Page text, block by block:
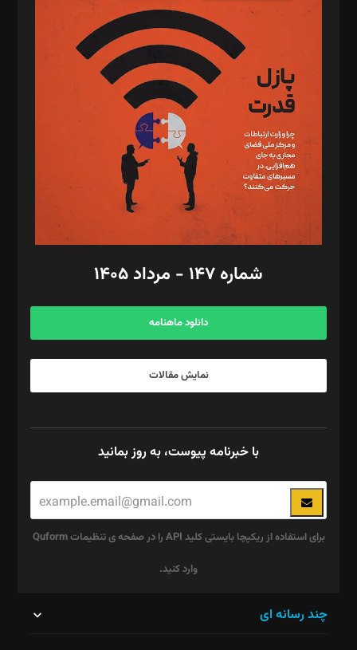
د‌بیر پیوست جهان: مینا پاکدل
د‌بیر تحریریه آنلاین: بابک نقاش
تحریریه‌: مجتبی محمود‌ی، آرش برهمند، یسنا امان‌پور، سروش کرمیان،
مصطفی مسجدی آرانی، ابوالفضل رجبی، زهرا فکرانه، فائزه فتحی
رستمی،مصطفی باستان
ویرایش: نگار استاد‌‌آقا
طراح یونیفرم: مجید توکلی
فیلمبرداری و عکاسی: امیر شفیعی، مانی لطفی زاده
گرافیک و صفحه‌آرایی: سید‌سبحان‌علی ثابت
مد‌یر توسعه تجاری: کامبیز برید‌
امور مالی: شاپور رهبری، محمد‌ کاظمی‌نیا
آگهی و مشترکین: ۰۹۱۹۹۹۹۰۴۵۴
شماره ۱۴۷ - مرداد ۱۴۰۵
دانلود ماهنامه
نمایش مقالات
با خبرنامه پیوست، به روز بمانید
برای استفاده از ریکپچا بایستی کلید API را در صفحه ی تنظیمات Quform
وارد کنید.
چند رسانه ای